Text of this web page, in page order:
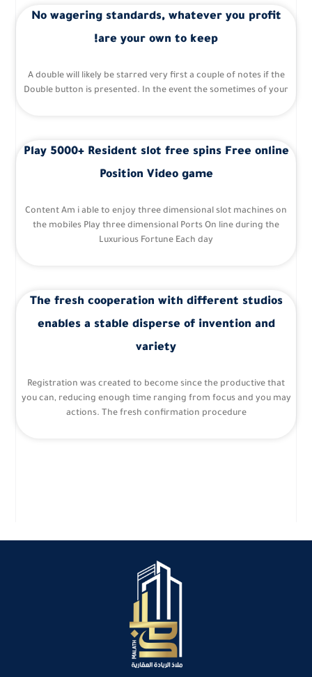
No wagering standards, whatever you profit
are your own to keep!
A double will likely be starred very first a couple of notes if the
Double button is presented. In the event the sometimes of your
Play 5000+ Resident slot free spins Free online
Position Video game
Content Am i able to enjoy three dimensional slot machines on
the mobiles Play three dimensional Ports On line during the
Luxurious Fortune Each day
The fresh cooperation with different studios
enables a stable disperse of invention and
variety
Registration was created to become since the productive that
you can, reducing enough time ranging from focus and you may
actions. The fresh confirmation procedure